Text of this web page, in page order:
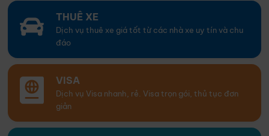
THUÊ XE
Dịch vụ thuê xe giá tốt từ các nhà xe uy tín và chu
đáo
VISA
Dịch vụ Visa nhanh, rẻ. Visa trọn gói, thủ tục đơn
giản